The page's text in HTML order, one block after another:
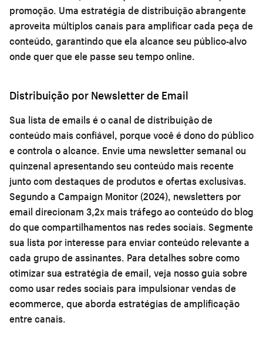
promoção. Uma estratégia de distribuição abrangente
aproveita múltiplos canais para amplificar cada peça de
conteúdo, garantindo que ela alcance seu público-alvo
onde quer que ele passe seu tempo online.
Distribuição por Newsletter de Email
Sua lista de emails é o canal de distribuição de
conteúdo mais confiável, porque você é dono do público
e controla o alcance. Envie uma newsletter semanal ou
quinzenal apresentando seu conteúdo mais recente
junto com destaques de produtos e ofertas exclusivas.
Segundo a Campaign Monitor (2024), newsletters por
email direcionam 3,2x mais tráfego ao conteúdo do blog
do que compartilhamentos nas redes sociais. Segmente
sua lista por interesse para enviar conteúdo relevante a
cada grupo de assinantes. Para detalhes sobre como
otimizar sua estratégia de email, veja nosso guia sobre
como usar redes sociais para impulsionar vendas de
ecommerce, que aborda estratégias de amplificação
entre canais.